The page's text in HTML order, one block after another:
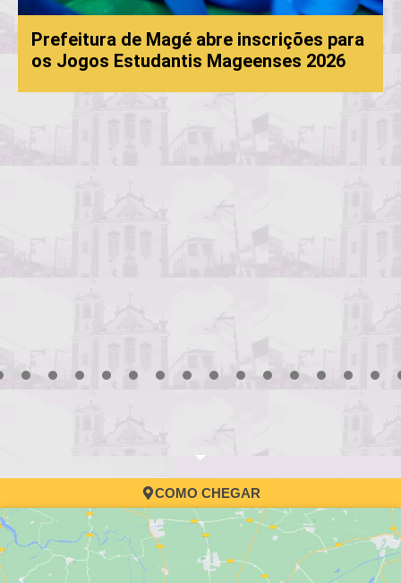
Prefeitura de Magé abre inscrições para
os Jogos Estudantis Mageenses 2026
COMO CHEGAR